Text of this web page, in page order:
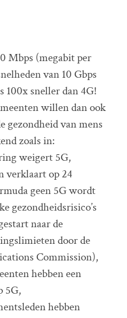
Mbps (megabit per
van 10 Gbps
100x sneller dan 4G!
willen dan ook
gezondheid van mens
zoals in:
weigert 5G,
verklaart op 24
geen 5G wordt
gezondheidsrisico’s
naar de
door de
Commission),
hebben een
5G,
hebben